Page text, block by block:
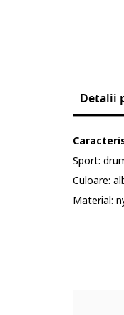
Detalii
Sport:
Culoare:
Material: